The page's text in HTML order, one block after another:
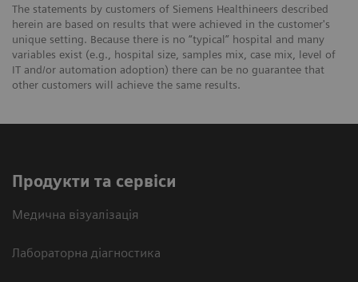
The statements by customers of Siemens Healthineers described
herein are based on results that were achieved in the customer's
unique setting. Because there is no “typical” hospital and many
variables exist (e.g., hospital size, samples mix, case mix, level of
IT and/or automation adoption) there can be no guarantee that
other customers will achieve the same results.
Продукти та сервіси
Медична візуалізація
Лабораторна діагностика